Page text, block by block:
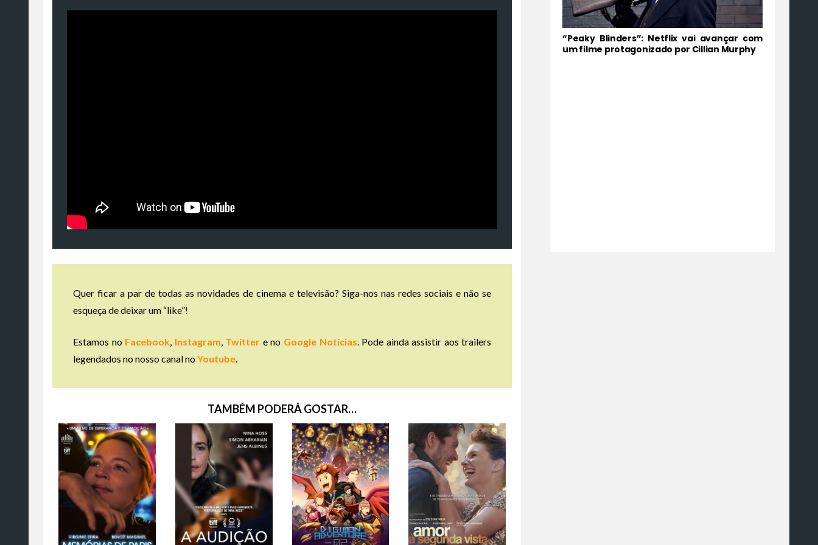
Quer ficar a par de todas as novidades de cinema e televisão? Siga-nos nas redes sociais e não se
esqueça de deixar um “like”!
Estamos no Facebook, Instagram, Twitter e no Google Notícias. Pode ainda assistir aos trailers
legendados no nosso canal noYoutube.
TAMBÉM PODERÁ GOSTAR…
“Peaky Blinders”: Netflix vai avançar com
um filme protagonizado por Cillian Murphy